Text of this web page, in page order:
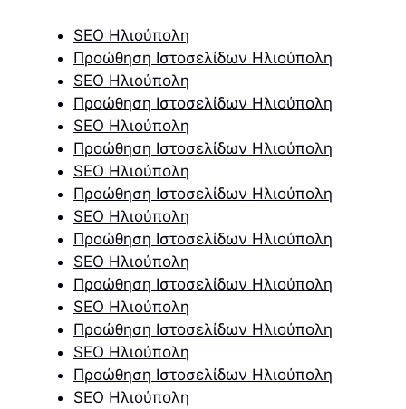
SEO Ηλιούπολη
Προώθηση Ιστοσελίδων Ηλιούπολη
SEO Ηλιούπολη
Προώθηση Ιστοσελίδων Ηλιούπολη
SEO Ηλιούπολη
Προώθηση Ιστοσελίδων Ηλιούπολη
SEO Ηλιούπολη
Προώθηση Ιστοσελίδων Ηλιούπολη
SEO Ηλιούπολη
Προώθηση Ιστοσελίδων Ηλιούπολη
SEO Ηλιούπολη
Προώθηση Ιστοσελίδων Ηλιούπολη
SEO Ηλιούπολη
Προώθηση Ιστοσελίδων Ηλιούπολη
SEO Ηλιούπολη
Προώθηση Ιστοσελίδων Ηλιούπολη
SEO Ηλιούπολη